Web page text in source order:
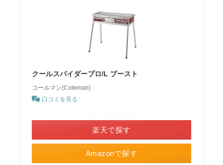
クールスパイダープロ/L ブースト
コールマン(Coleman)
口コミを見る
Amazonで探す
楽天で探す